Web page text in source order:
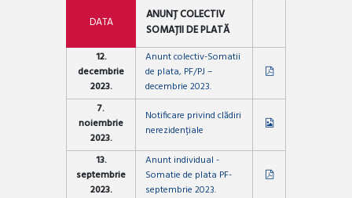
DATA
ANUNȚ COLECTIV
SOMAȚII DE PLATĂ
12.
decembrie
2023.
Anunt colectiv-Somatii
de plata, PF/PJ –
decembrie 2023.
7.
noiembrie
2023.
Notificare privind clădiri
nerezidențiale
13.
septembrie
2023.
Anunt individual -
Somatie de plata PF-
septembrie 2023.